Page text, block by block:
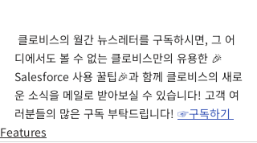
디에서도 볼 수 없는 클로비스만의 유용한 🎉
Salesforce 사용 꿀팁🎉과 함께 클로비스의 새로
운 소식을 메일로 받아보실 수 있습니다! 고객 여
러분들의 많은 구독 부탁드립니다! ☞구독하기
Features